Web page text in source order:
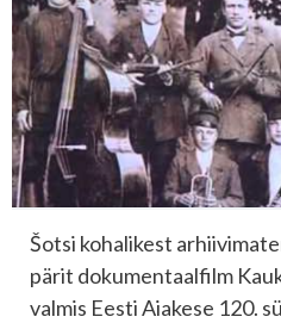
Šotsi kohalikest
pärit dokumentaalfilm
valmis Eesti Aiakese 120.